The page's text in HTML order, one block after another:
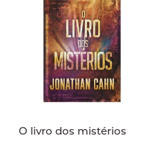
O livro dos mistérios